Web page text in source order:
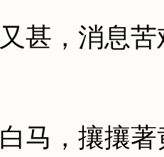
，消息苦
，攘攘著